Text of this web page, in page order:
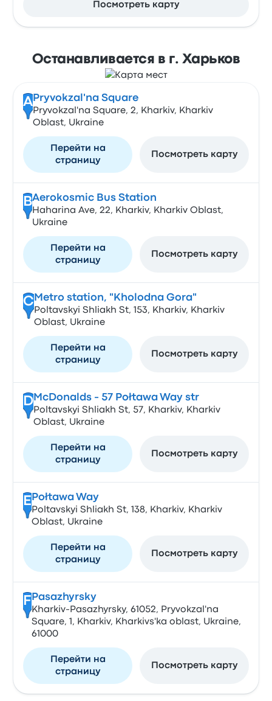
Посмотреть карту
Останавливается в г. Харьков
A Pryvokzal'na Square
Pryvokzal'na Square, 2, Kharkiv, Kharkiv
Oblast, Ukraine
Перейти на
страницу
Посмотреть карту
BAerokosmic Bus Station
Haharina Ave, 22, Kharkiv, Kharkiv Oblast,
Ukraine
Перейти на
страницу
Посмотреть карту
CMetro station, "Kholodna Gora"
Poltavskyi Shliakh St, 153, Kharkiv, Kharkiv
Oblast, Ukraine
Перейти на
страницу
Посмотреть карту
DMcDonalds - 57 Połtawa Way str
Poltavskyi Shliakh St, 57, Kharkiv, Kharkiv
Oblast, Ukraine
Перейти на
страницу
Посмотреть карту
E Połtawa Way
Poltavskyi Shliakh St, 138, Kharkiv, Kharkiv
Oblast, Ukraine
Перейти на
страницу
Посмотреть карту
F Pasazhyrsky
Kharkіv-Pasazhyrsky, 61052, Pryvokzal'na
Square, 1, Kharkiv, Kharkivs'ka oblast, Ukraine,
61000
Перейти на
страницу
Посмотреть карту